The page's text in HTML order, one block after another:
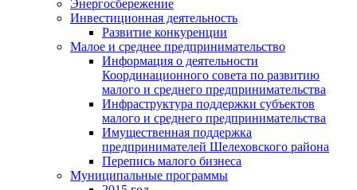
Энергосбережение
Инвестиционная деятельность
Развитие конкуренции
Малое и среднее предпринимательство
Информация о деятельности
Координационного совета по развитию
малого и среднего предпринимательства
Инфраструктура поддержки субъектов
малого и среднего предпринимательства
Имущественная поддержка
предпринимателей Шелеховского района
Перепись малого бизнеса
Муниципальные программы